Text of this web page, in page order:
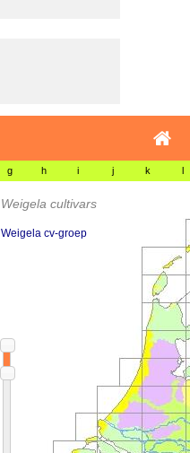
g h i j k l
Weigela cultivars
Weigela cv-groep